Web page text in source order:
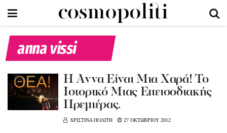
anna vissi
Η Αννα Είναι Μια Χαρά! Το
Ιστορικό Μιας Επεισοδιακής
Πρεμιέρας.
ΧΡΙΣΤΙΝΑ ΠΟΛΙΤΗ 27 ΟΚΤΩΒΡΙΟΥ 2012